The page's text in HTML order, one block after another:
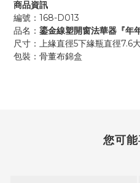
商品資訊
編號： 168-D013
品名： 鎏金線塑開窗法華器『年
尺寸：上緣直徑5下緣瓶直徑7.6
包裝：骨董布錦盒
您可